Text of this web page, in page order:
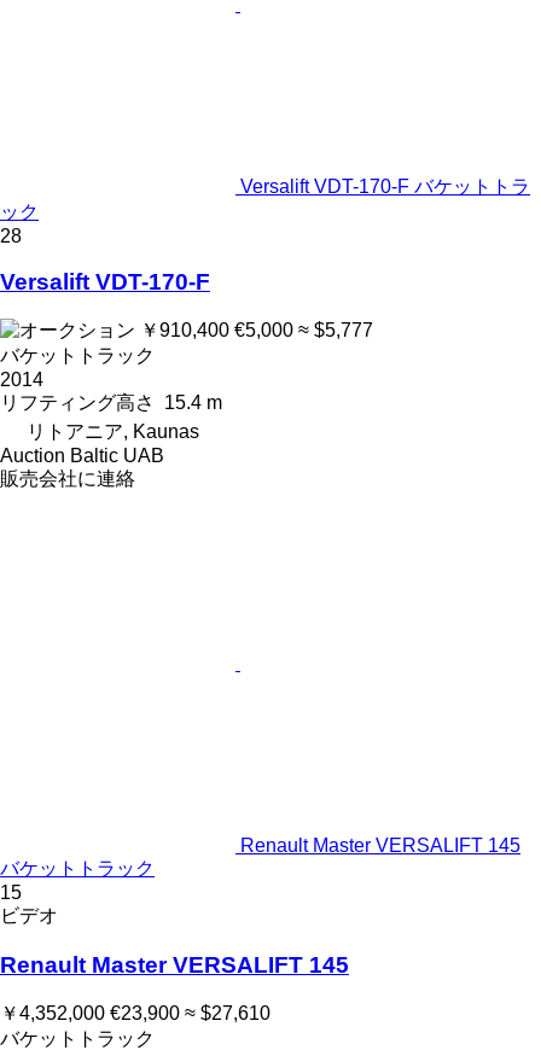
Versalift VDT-170-F バケットトラ
ック
28
Versalift VDT-170-F
￥910,400 €5,000 ≈ $5,777
バケットトラック
2014
リフティング高さ
15.4 m
リトアニア, Kaunas
Auction Baltic UAB
販売会社に連絡
Renault Master VERSALIFT 145
バケットトラック
15
ビデオ
Renault Master VERSALIFT 145
￥4,352,000 €23,900 ≈ $27,610
バケットトラック